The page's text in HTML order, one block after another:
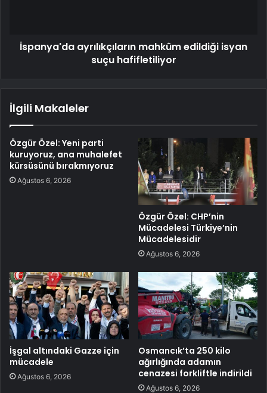
İspanya'da ayrılıkçıların mahkûm edildiği isyan
suçu hafifletiliyor
İlgili Makaleler
Özgür Özel: Yeni parti
kuruyoruz, ana muhalefet
kürsüsünü bırakmıyoruz
Ağustos 6, 2026
Özgür Özel: CHP’nin
Mücadelesi Türkiye’nin
Mücadelesidir
Ağustos 6, 2026
İşgal altındaki Gazze için
mücadele
Ağustos 6, 2026
Osmancık’ta 250 kilo
ağırlığında adamın
cenazesi forkliftle indirildi
Ağustos 6, 2026